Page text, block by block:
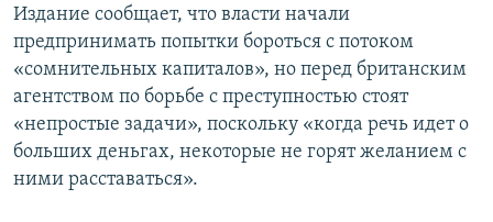
Издание сообщает, что власти начали
предпринимать попытки бороться с потоком
«сомнительных капиталов», но перед британским
агентством по борьбе с преступностью стоят
«непростые задачи», поскольку «когда речь идет о
больших деньгах, некоторые не горят желанием с
ними расставаться».